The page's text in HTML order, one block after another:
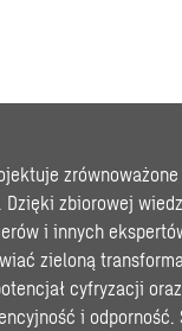
zrównoważone
Dzięki zbiorowej
i innych
zieloną
cyfryzacji
i odporność.